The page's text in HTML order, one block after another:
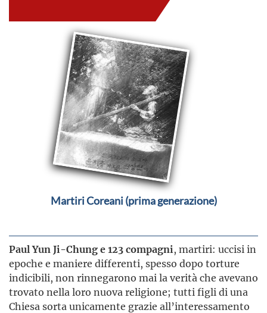
Martiri Coreani (prima generazione)
Paul Yun Ji-Chung e 123 compagni, martiri: uccisi in
epoche e maniere differenti, spesso dopo torture
indicibili, non rinnegarono mai la verità che avevano
trovato nella loro nuova religione; tutti figli di una
Chiesa sorta unicamente grazie all’interessamento